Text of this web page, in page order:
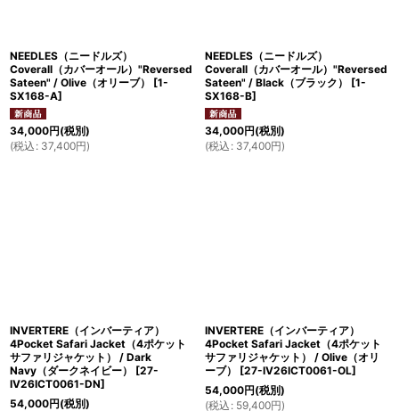
NEEDLES（ニードルズ）
Coverall（カバーオール）"Reversed
Sateen" / Olive（オリーブ）
[1-
SX168-A]
34,000円(税別)
(税込 : 37,400円)
NEEDLES（ニードルズ）
Coverall（カバーオール）"Reversed
Sateen" / Black（ブラック）
[1-
SX168-B]
34,000円(税別)
(税込 : 37,400円)
INVERTERE（インバーティア）
4Pocket Safari Jacket（4ポケット
サファリジャケット） / Dark
Navy（ダークネイビー）
[27-
IV26ICT0061-DN]
54,000円(税別)
INVERTERE（インバーティア）
4Pocket Safari Jacket（4ポケット
サファリジャケット） / Olive（オリ
ーブ）
[27-IV26ICT0061-OL]
54,000円(税別)
(税込 : 59,400円)